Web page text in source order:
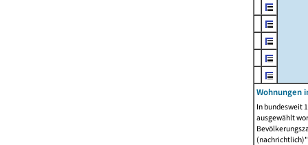
Wohnungen
In bundesweit
ausgewählt